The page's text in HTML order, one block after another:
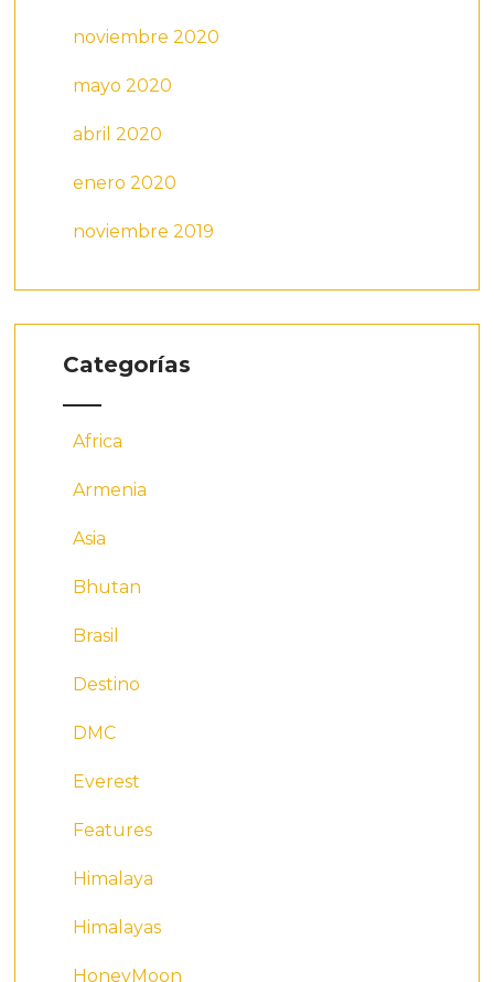
noviembre 2020
mayo 2020
abril 2020
enero 2020
noviembre 2019
Categorías
Africa
Armenia
Asia
Bhutan
Brasil
Destino
DMC
Everest
Features
Himalaya
Himalayas
HoneyMoon